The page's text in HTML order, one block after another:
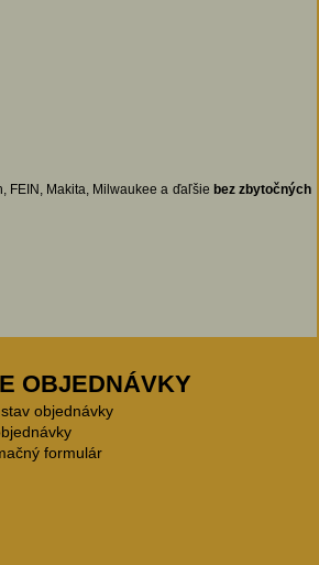
FEIN, Makita, Milwaukee a ďaľšie bez zbytočných
OBJEDNÁVKY
objednávky
formulár